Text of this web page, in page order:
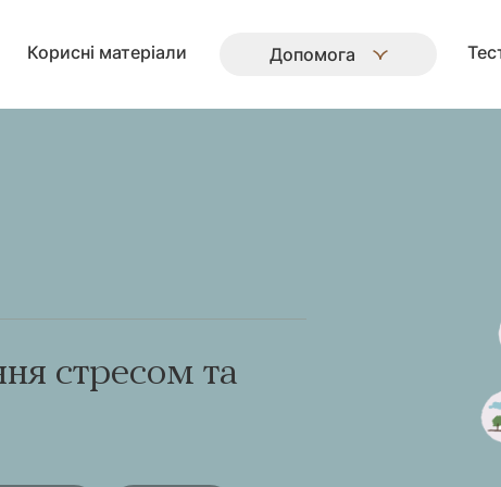
Корисні матеріали Допомога
стресом та